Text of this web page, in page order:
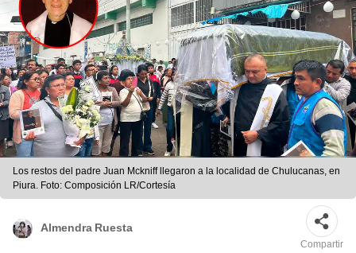
Los restos del padre Juan Mckniff llegaron a la localidad de Chulucanas, en
Piura. Foto: Composición LR/Cortesía
Almendra Ruesta
Compartir